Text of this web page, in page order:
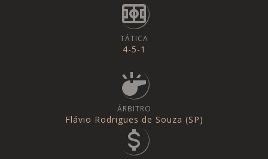
TÁTICA
4-5-1
ÁRBITRO
Flávio Rodrigues de Souza (SP)